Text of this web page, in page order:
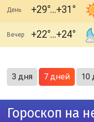
День +29 +31
Вечер +22 +24
3 дня 7 дней 10
Гороскоп на